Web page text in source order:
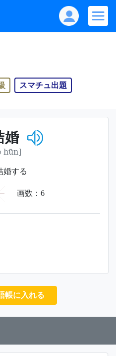
スマチュ出題
婚
hūn]
婚する
画数： 6
帳に入れる